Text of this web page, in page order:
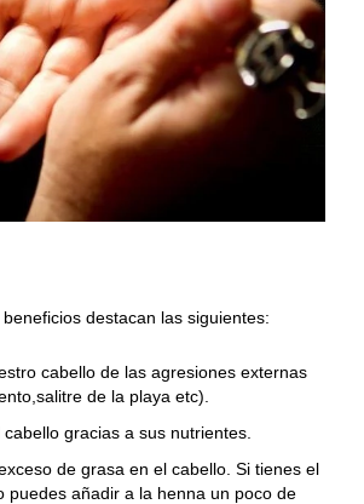
destacan las siguientes:
cabello de las agresiones externas
de la playa etc).
gracias a sus nutrientes.
de grasa en el cabello. Si tienes el
puedes añadir a la henna un poco de